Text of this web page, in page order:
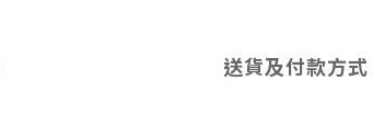
送貨及付款方式